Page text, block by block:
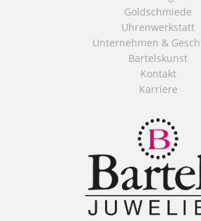
Goldschmiede
Uhrenwerkstatt
Unternehmen &
Bartelskunst
Kontakt
Karriere